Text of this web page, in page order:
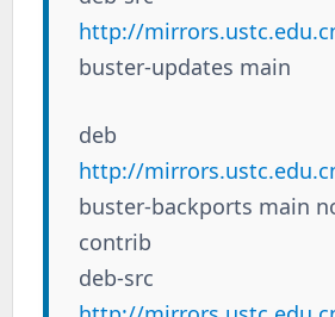
http://
buster-updates main
deb
http://
buster-backports main
contrib
deb-src